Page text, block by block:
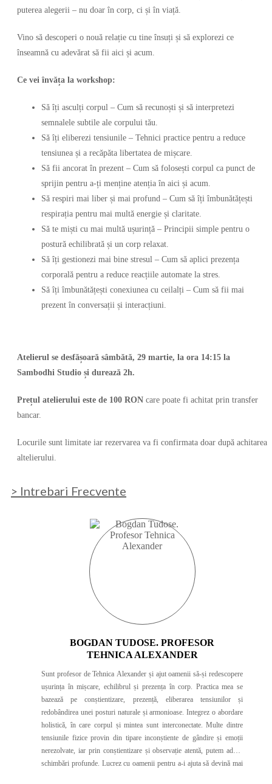
puterea alegerii – nu doar în corp, ci și în viață.
Vino să descoperi o nouă relație cu tine însuți și să explorezi ce
înseamnă cu adevărat să fii aici și acum
Ce vei învăța la workshop:
Să îți asculți corpul – Cum să recunoști și să interpretezi
semnalele subtile ale corpului tău.
Să îți eliberezi tensiunile – Tehnici practice pentru a reduce
tensiunea și a recăpăta libertatea de mișcare.
Să fii ancorat în prezent – Cum să folosești corpul ca punct de
sprijin pentru a-ți menține atenția în aici și acum.
Să respiri mai liber și mai profund – Cum să îți îmbunătățești
respirația pentru mai multă energie și claritate.
Să te miști cu mai multă ușurință – Principii simple pentru o
postură echilibrată și un corp relaxat.
Să îți gestionezi mai bine stresul – Cum să aplici prezența
corporală pentru a reduce reacțiile automate la stres.
Să îți îmbunătățești conexiunea cu ceilalți – Cum să fii mai
prezent în conversații și interacțiuni.
Atelierul se desfășoară sâmbătă, 29 martie, la ora 14:15 la
Sambodhi Studio și durează 2h.
Prețul atelierului este de 100 RON care poate fi achitat prin transfer
bancar.
Locurile sunt limitate iar rezervarea va fi confirmata doar după achitarea
altelierului.
> Intrebari Frecvente
BOGDAN TUDOSE. PROFESOR
TEHNICA ALEXANDER
Sunt profesor de Tehnica Alexander și ajut oamenii să-și redescopere
ușurința în mișcare, echilibrul și prezența în corp. Practica mea se
bazează pe conștientizare, prezență, eliberarea tensiunilor și
redobândirea unei posturi naturale și armonioase. Integrez o abordare
holistică, în care corpul și mintea sunt interconectate. Multe dintre
tensiunile fizice provin din tipare inconștiente de gândire și emoții
nerezolvate, iar prin conștientizare și observație atentă, putem aduce
schimbări profunde. Lucrez cu oamenii pentru a-i ajuta să devină mai